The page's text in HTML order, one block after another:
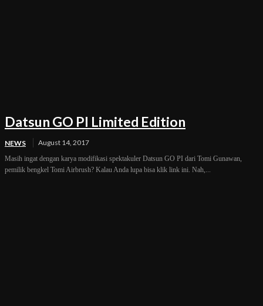
Datsun GO PI Limited Edition
NEWS August 14, 2017
Masih ingat dengan karya modifikasi spektakuler Datsun GO PI dari Tomi Gunawan,
pemilik bengkel Tomi Airbrush? Kalau Anda lupa bisa klik link ini. Nah,...